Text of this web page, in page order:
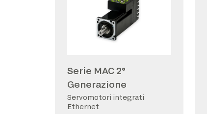
Serie MAC 2°
Generazione
Servomotori integrati
Ethernet